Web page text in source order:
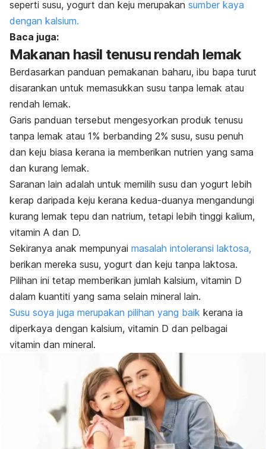
seperti susu, yogurt dan keju merupakan sumber kaya
dengan kalsium.
Baca juga:
Makanan hasil tenusu rendah lemak
Berdasarkan panduan pemakanan baharu, ibu bapa turut
disarankan untuk memasukkan susu tanpa lemak atau
rendah lemak.
Garis panduan tersebut mengesyorkan produk tenusu
tanpa lemak atau 1% berbanding 2% susu, susu penuh
dan keju biasa kerana ia memberikan nutrien yang sama
dan kurang lemak.
Saranan lain adalah untuk memilih susu dan yogurt lebih
kerap daripada keju kerana kedua-duanya mengandungi
kurang lemak tepu dan natrium, tetapi lebih tinggi kalium,
vitamin A dan D.
Sekiranya anak mempunyai masalah intoleransi laktosa,
berikan mereka susu, yogurt dan keju tanpa laktosa.
Pilihan ini tetap memberikan jumlah kalsium, vitamin D
dalam kuantiti yang sama selain mineral lain.
Susu soya juga merupakan pilihan yang baik kerana ia
diperkaya dengan kalsium, vitamin D dan pelbagai
vitamin dan mineral.